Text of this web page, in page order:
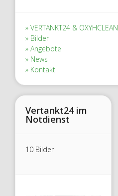
VERTANKT24 & OXYHCLEAN
Bilder
Angebote
News
Kontakt
Vertankt24 im
Notdienst
10 Bilder